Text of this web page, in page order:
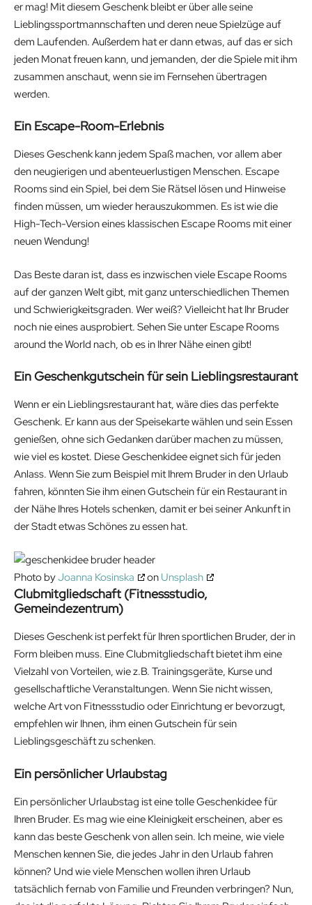
er mag! Mit diesem Geschenk bleibt er über alle seine
Lieblingssportmannschaften und deren neue Spielzüge auf
dem Laufenden. Außerdem hat er dann etwas, auf das er sich
jeden Monat freuen kann, und jemanden, der die Spiele mit ihm
zusammen anschaut, wenn sie im Fernsehen übertragen
werden.
Ein Escape-Room-Erlebnis
Dieses Geschenk kann jedem Spaß machen, vor allem aber
den neugierigen und abenteuerlustigen Menschen. Escape
Rooms sind ein Spiel, bei dem Sie Rätsel lösen und Hinweise
finden müssen, um wieder herauszukommen. Es ist wie die
High-Tech-Version eines klassischen Escape Rooms mit einer
neuen Wendung!
Das Beste daran ist, dass es inzwischen viele Escape Rooms
auf der ganzen Welt gibt, mit ganz unterschiedlichen Themen
und Schwierigkeitsgraden. Wer weiß? Vielleicht hat Ihr Bruder
noch nie eines ausprobiert. Sehen Sie unter Escape Rooms
around the World nach, ob es in Ihrer Nähe einen gibt!
Ein Geschenkgutschein für sein Lieblingsrestaurant
Wenn er ein Lieblingsrestaurant hat, wäre dies das perfekte
Geschenk. Er kann aus der Speisekarte wählen und sein Essen
genießen, ohne sich Gedanken darüber machen zu müssen,
wie viel es kostet. Diese Geschenkidee eignet sich für jeden
Anlass. Wenn Sie zum Beispiel mit Ihrem Bruder in den Urlaub
fahren, könnten Sie ihm einen Gutschein für ein Restaurant in
der Nähe Ihres Hotels schenken, damit er bei seiner Ankunft in
der Stadt etwas Schönes zu essen hat.
Photo byJoanna Kosinska on Unsplash
Clubmitgliedschaft (Fitnessstudio,
Gemeindezentrum)
Dieses Geschenk ist perfekt für Ihren sportlichen Bruder, der in
Form bleiben muss. Eine Clubmitgliedschaft bietet ihm eine
Vielzahl von Vorteilen, wie z.B. Trainingsgeräte, Kurse und
gesellschaftliche Veranstaltungen. Wenn Sie nicht wissen,
welche Art von Fitnessstudio oder Einrichtung er bevorzugt,
empfehlen wir Ihnen, ihm einen Gutschein für sein
Lieblingsgeschäft zu schenken.
Ein persönlicher Urlaubstag
Ein persönlicher Urlaubstag ist eine tolle Geschenkidee für
Ihren Bruder. Es mag wie eine Kleinigkeit erscheinen, aber es
kann das beste Geschenk von allen sein. Ich meine, wie viele
Menschen kennen Sie, die jedes Jahr in den Urlaub fahren
können? Und wie viele Menschen wollen ihren Urlaub
tatsächlich fernab von Familie und Freunden verbringen? Nun,